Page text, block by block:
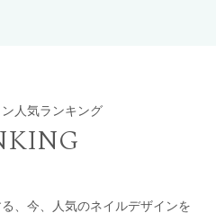
人気ランキング
、今、人気のネイルデザインを